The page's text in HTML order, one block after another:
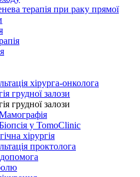
терапія при раку прямої
хірурга-онколога
грудної залози
грудної залози
у TomoClinic
хірургія
проктолога